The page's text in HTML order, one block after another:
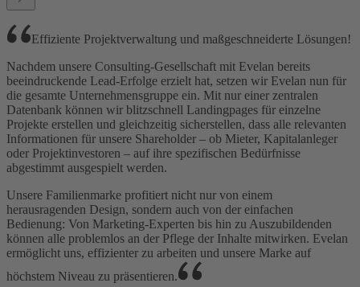
beeindruckende Lead-Erfolge erzielt hat, setzen wir Evelan nun für
die gesamte Unternehmensgruppe ein. Mit nur einer zentralen
Datenbank können wir blitzschnell Landingpages für einzelne
Projekte erstellen und gleichzeitig sicherstellen, dass alle relevanten
Informationen für unsere Shareholder – ob Mieter, Kapitalanleger
oder Projektinvestoren – auf ihre spezifischen Bedürfnisse
abgestimmt ausgespielt werden.
herausragenden Design, sondern auch von der einfachen
Bedienung: Von Marketing-Experten bis hin zu Auszubildenden
können alle problemlos an der Pflege der Inhalte mitwirken. Evelan
ermöglicht uns, effizienter zu arbeiten und unsere Marke auf
höchstem Niveau zu präsentieren.